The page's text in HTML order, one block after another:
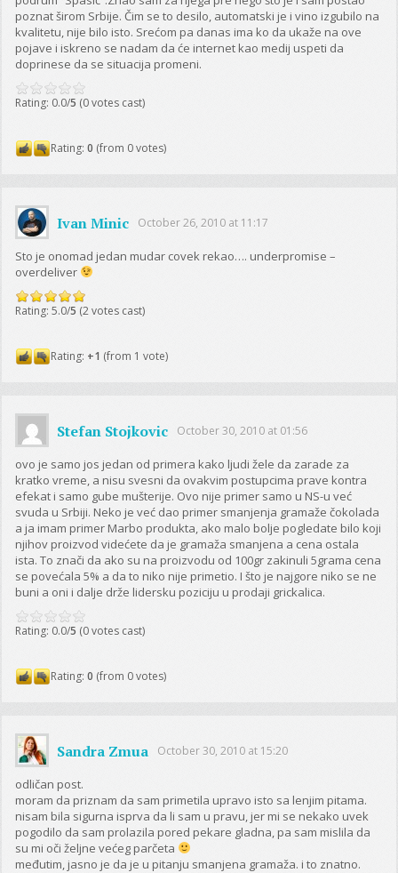
poznat širom Srbije. Čim se to desilo, automatski je i vino izgubilo na
kvalitetu, nije bilo isto. Srećom pa danas ima ko da ukaže na ove
pojave i iskreno se nadam da će internet kao medij uspeti da
doprinese da se situacija promeni.
Rating: 0.0/5 (0 votes cast)
Rating:0 (from 0 votes)
Ivan Minic October 26, 2010 at 11:17
Sto je onomad jedan mudar covek rekao…. underpromise –
overdeliver
Rating: 5.0/5 (2 votes cast)
Rating: +1 (from 1 vote)
Stefan Stojkovic October 30, 2010 at 01:56
ovo je samo jos jedan od primera kako ljudi žele da zarade za
kratko vreme, a nisu svesni da ovakvim postupcima prave kontra
efekat i samo gube mušterije. Ovo nije primer samo u NS-u već
svuda u Srbiji. Neko je već dao primer smanjenja gramaže čokolada
a ja imam primer Marbo produkta, ako malo bolje pogledate bilo koji
njihov proizvod videćete da je gramaža smanjena a cena ostala
ista. To znači da ako su na proizvodu od 100gr zakinuli 5grama cena
se povećala 5% a da to niko nije primetio. I što je najgore niko se ne
buni a oni i dalje drže lidersku poziciju u prodaji grickalica.
Rating: 0.0/5 (0 votes cast)
Rating:0 (from 0 votes)
Sandra Zmua October 30, 2010 at 15:20
odličan post.
moram da priznam da sam primetila upravo isto sa lenjim pitama.
nisam bila sigurna isprva da li sam u pravu, jer mi se nekako uvek
pogodilo da sam prolazila pored pekare gladna, pa sam mislila da
su mi oči željne većeg parčeta
međutim, jasno je da je u pitanju smanjena gramaža. i to znatno.